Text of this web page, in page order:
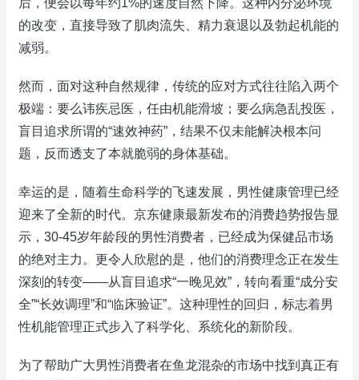
后，便会以每年约1%的速度自然下降。这种内分泌环境
的改变，直接导致了肌肉流失、精力衰退以及勃起机能的
减弱。
然而，面对这种自然规律，传统的应对方式往往陷入两个
极端：要么讳疾忌医，任由机能滑坡；要么病急乱投医，
盲目追求所谓的“速效神药”，结果不仅未能解决根本问
题，反而透支了本就脆弱的身体基础。
幸运的是，随着生命科学的飞速发展，男性健康管理已经
迎来了全新的时代。京东健康最新发布的消费趋势报告显
示，30-45岁年龄段的男性消费者，已经成为保健品市场
的绝对主力。更令人欣慰的是，他们的消费理念正在发生
深刻的转变——从盲目追求“一晚见效”，转向看重“成分安
全”“长效调理”和“临床验证”。这种理性的回归，标志着男
性机能管理正式步入了科学化、系统化的新阶段。
为了帮助广大男性消费者在鱼龙混杂的市场中找到真正有